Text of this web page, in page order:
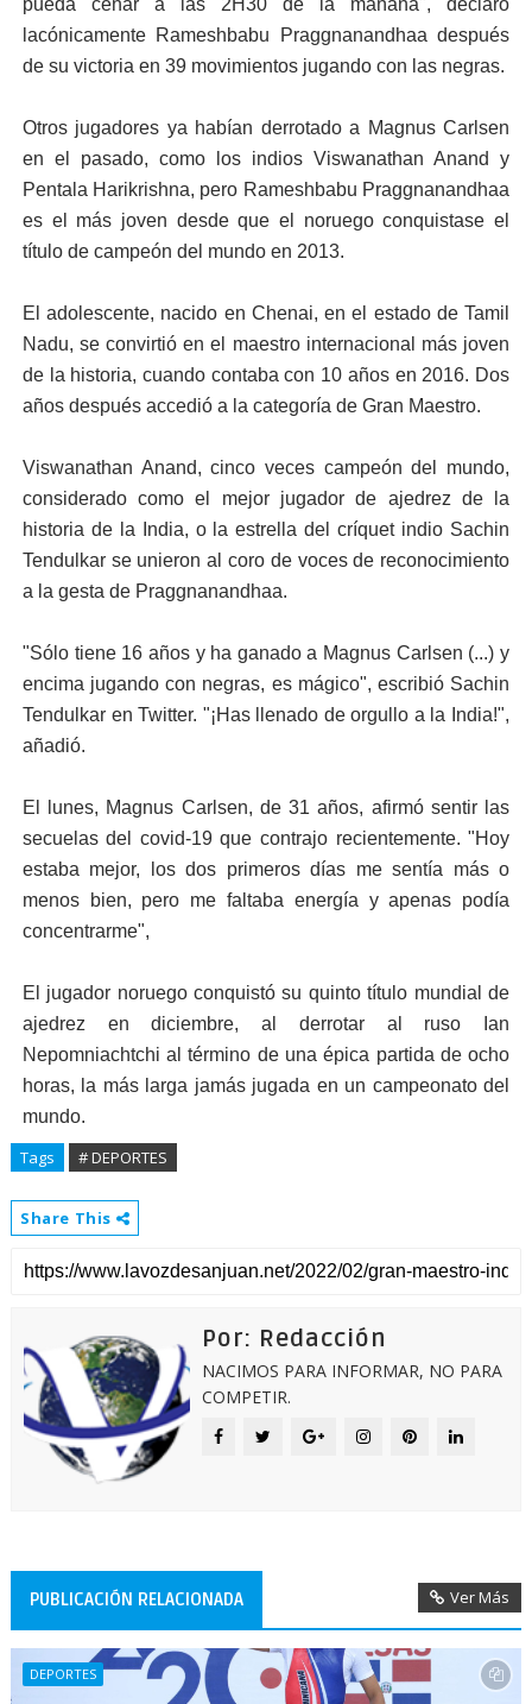
pueda cenar a las 2H30 de la mañana", declaró
lacónicamente Rameshbabu Praggnanandhaa después
de su victoria en 39 movimientos jugando con las negras.
Otros jugadores ya habían derrotado a Magnus Carlsen
en el pasado, como los indios Viswanathan Anand y
Pentala Harikrishna, pero Rameshbabu Praggnanandhaa
es el más joven desde que el noruego conquistase el
título de campeón del mundo en 2013.
El adolescente, nacido en Chenai, en el estado de Tamil
Nadu, se convirtió en el maestro internacional más joven
de la historia, cuando contaba con 10 años en 2016. Dos
años después accedió a la categoría de Gran Maestro.
Viswanathan Anand, cinco veces campeón del mundo,
considerado como el mejor jugador de ajedrez de la
historia de la India, o la estrella del críquet indio Sachin
Tendulkar se unieron al coro de voces de reconocimiento
a la gesta de Praggnanandhaa.
"Sólo tiene 16 años y ha ganado a Magnus Carlsen (...) y
encima jugando con negras, es mágico", escribió Sachin
Tendulkar en Twitter. "¡Has llenado de orgullo a la India!",
añadió.
El lunes, Magnus Carlsen, de 31 años, afirmó sentir las
secuelas del covid-19 que contrajo recientemente. "Hoy
estaba mejor, los dos primeros días me sentía más o
menos bien, pero me faltaba energía y apenas podía
concentrarme",
El jugador noruego conquistó su quinto título mundial de
ajedrez en diciembre, al derrotar al ruso Ian
Nepomniachtchi al término de una épica partida de ocho
horas, la más larga jamás jugada en un campeonato del
mundo.
Tags # DEPORTES
Share This
Por: Redacción
NACIMOS PARA INFORMAR, NO PARA
COMPETIR.
PUBLICACIÓN RELACIONADA Ver Más
DEPORTES